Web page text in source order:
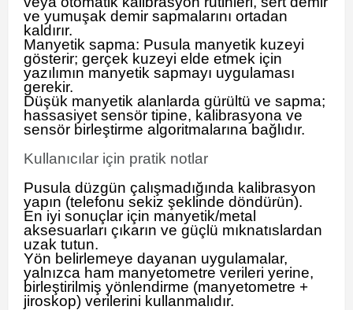
ve yumuşak demir sapmalarını ortadan
kaldırır.
Manyetik sapma: Pusula manyetik kuzeyi
gösterir; gerçek kuzeyi elde etmek için
yazılımın manyetik sapmayı uygulaması
gerekir.
Düşük manyetik alanlarda gürültü ve sapma;
hassasiyet sensör tipine, kalibrasyona ve
sensör birleştirme algoritmalarına bağlıdır.
Kullanıcılar için pratik notlar
Pusula düzgün çalışmadığında kalibrasyon
yapın (telefonu sekiz şeklinde döndürün).
En iyi sonuçlar için manyetik/metal
aksesuarları çıkarın ve güçlü mıknatıslardan
uzak tutun.
Yön belirlemeye dayanan uygulamalar,
yalnızca ham manyetometre verileri yerine,
birleştirilmiş yönlendirme (manyetometre +
jiroskop) verilerini kullanmalıdır.